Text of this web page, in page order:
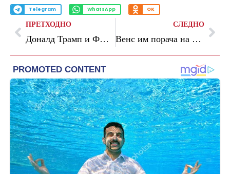
Telegram WhatsApp OK
ПРЕТХОДНО
Доналд Трамп и ФИФА го режираа најголемиот скандал на СП
СЛЕДНО
Венс им порача на Британците: Имавте шест премиери, нешто е длабоко погрешно